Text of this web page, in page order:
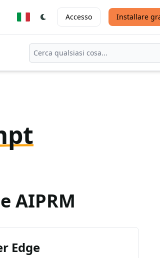
Accesso Installare
AIPRM
Edge